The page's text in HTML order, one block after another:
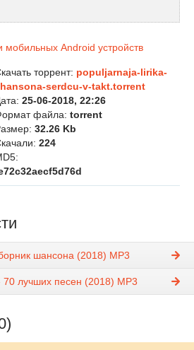
торрент: populjarnaja-lirika-
serdcu-v-takt.torrent
25-06-2018, 22:26
файла: torrent
32.26 Kb
224
шансона (2018) MP3
лучших песен (2018) MP3